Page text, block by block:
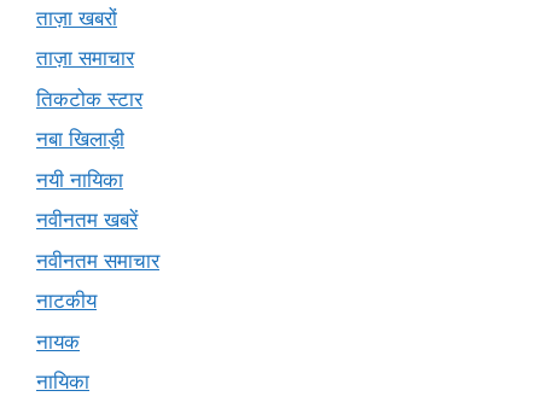
ताज़ा खबरों
ताज़ा समाचार
तिकटोक स्टार
नबा खिलाड़ी
नयी नायिका
नवीनतम खबरें
नवीनतम समाचार
नाटकीय
नायक
नायिका